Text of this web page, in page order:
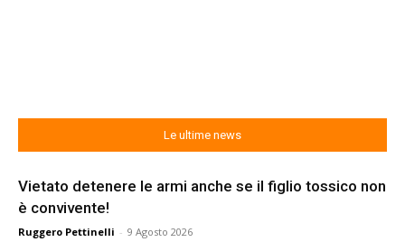
Le ultime news
Vietato detenere le armi anche se il figlio tossico non
è convivente!
Ruggero Pettinelli - 9 Agosto 2026